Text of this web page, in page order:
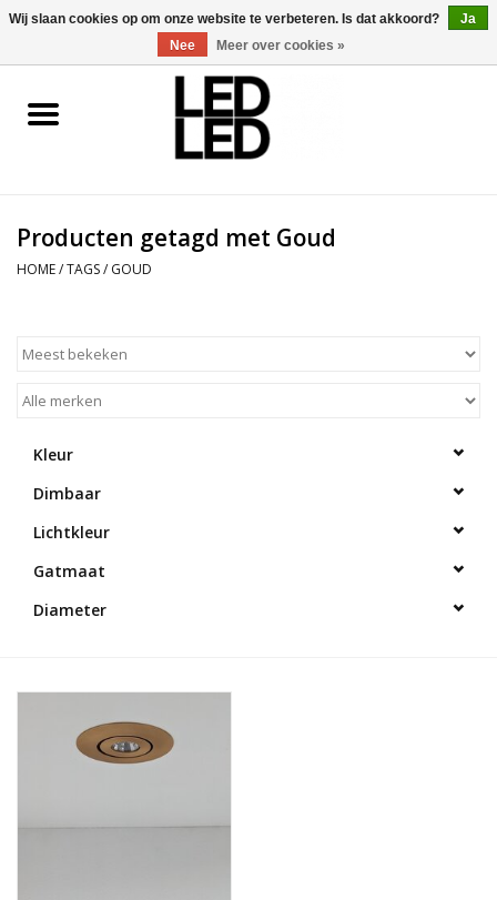
0 Artikelen - €0,00
Home
LED Accessoires
Projecten
Producten getagd met Goud
HOME/TAGS/ GOUD
Kleur
Dimbaar
Lichtkleur
Gatmaat
Diameter
Wij slaan cookies op om onze website te verbeteren. Is dat akkoord?
Ja
Nee
Meer over cookies »